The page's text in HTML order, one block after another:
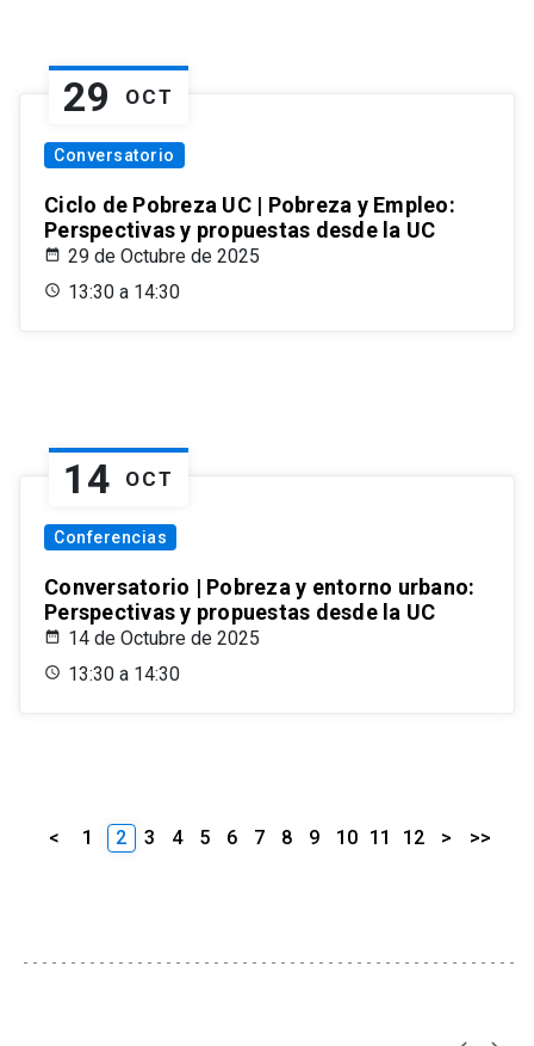
29 OCT
Conversatorio
Ciclo de Pobreza UC | Pobreza y Empleo:
Perspectivas y propuestas desde la UC
29 de Octubre de 2025
13:30 a 14:30
14 OCT
Conferencias
Conversatorio | Pobreza y entorno urbano:
Perspectivas y propuestas desde la UC
14 de Octubre de 2025
13:30 a 14:30
< 1 2 3 4 5 6 7 8 9 10 11 12 > >>